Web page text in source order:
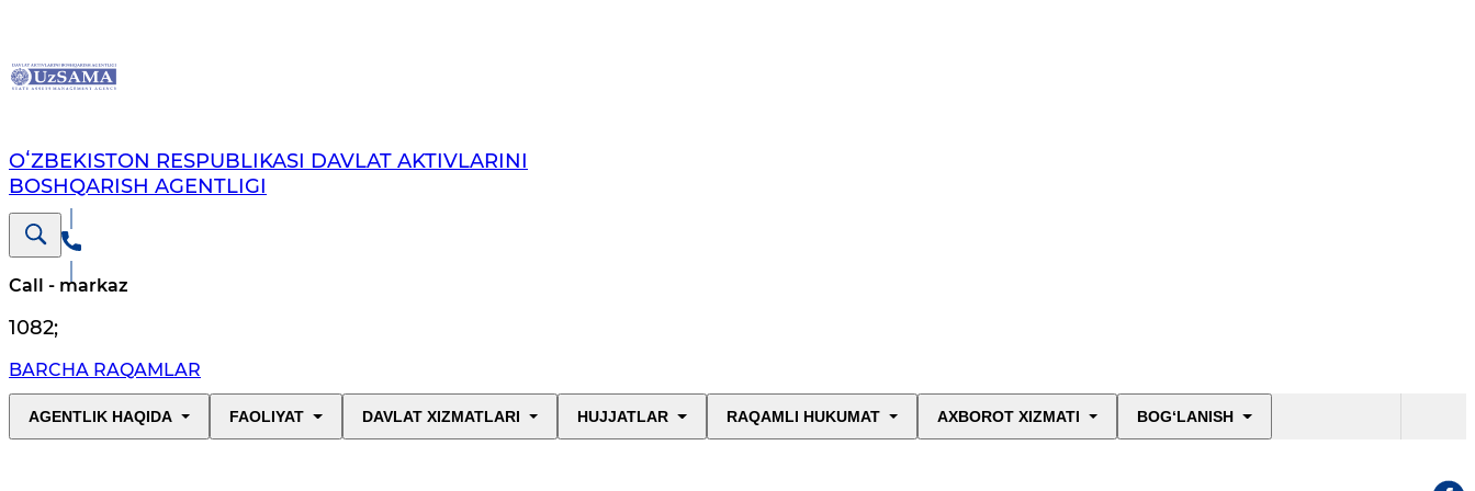
OʻZBEKISTON RESPUBLIKASI DAVLAT AKTIVLARINI
BOSHQARISH AGENTLIGI
Call - markaz
1082;
BARCHA RAQAMLAR
AGENTLIK HAQIDA FAOLIYAT DAVLAT XIZMATLARI HUJJATLAR RAQAMLI HUKUMAT AXBOROT XIZMATI BOG‘LANISH